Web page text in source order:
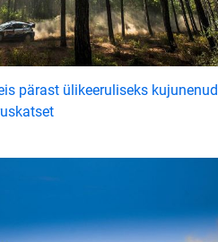
pärast ülikeeruliseks kujunenud